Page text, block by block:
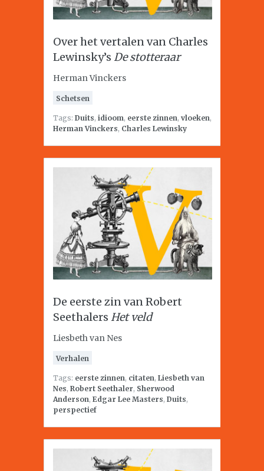
Over het vertalen van Charles
Lewinsky’s De stotteraar
Herman Vinckers
Schetsen
Tags: Duits, idioom, eerste zinnen, vloeken,
Herman Vinckers, Charles Lewinsky
De eerste zin van Robert
Seethalers Het veld
Liesbeth van Nes
Verhalen
Tags: eerste zinnen, citaten, Liesbeth van
Nes, Robert Seethaler, Sherwood
Anderson, Edgar Lee Masters, Duits,
perspectief